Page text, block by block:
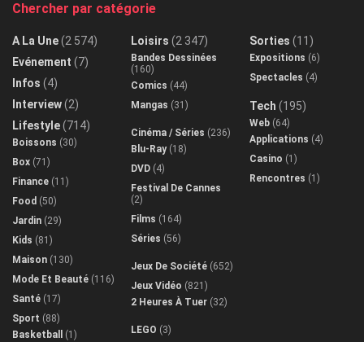
Chercher par catégorie
A La Une(2 574)
Evénement (7)
Infos (4)
Interview(2)
Lifestyle(714)
Boissons (30)
Box (71)
Finance (11)
Food (50)
Jardin (29)
Kids (81)
Maison (130)
Mode Et Beauté (116)
Santé (17)
Sport (88)
Basketball
(1)
Loisirs (2 347)
Bandes Dessinées
(160)
Comics (44)
Mangas (31)
Cinéma / Séries (236)
Blu-Ray(18)
DVD (4)
Festival De Cannes
(2)
Films (164)
Séries (56)
Jeux De Société (652)
Jeux Vidéo (821)
2 Heures À Tuer (32)
LEGO (3)
Sorties (11)
Expositions (6)
Spectacles (4)
Tech (195)
Web (64)
Applications (4)
Casino (1)
Rencontres (1)